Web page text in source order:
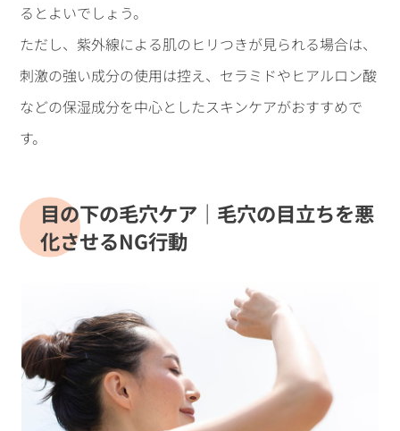
るとよいでしょう。
ただし、紫外線による肌のヒリつきが見られる場合は、
刺激の強い成分の使用は控え、セラミドやヒアルロン酸
などの保湿成分を中心としたスキンケアがおすすめで
す。
目の下の毛穴ケア｜毛穴の目立ちを悪
化させるNG行動